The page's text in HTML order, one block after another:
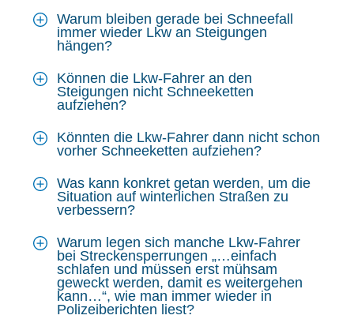
Warum bleiben gerade bei Schneefall
immer wieder Lkw an Steigungen
hängen?
Können die Lkw-Fahrer an den
Steigungen nicht Schneeketten
aufziehen?
Könnten die Lkw-Fahrer dann nicht schon
vorher Schneeketten aufziehen?
Was kann konkret getan werden, um die
Situation auf winterlichen Straßen zu
verbessern?
Warum legen sich manche Lkw-Fahrer
bei Streckensperrungen „…einfach
schlafen und müssen erst mühsam
geweckt werden, damit es weitergehen
kann…“, wie man immer wieder in
Polizeiberichten liest?